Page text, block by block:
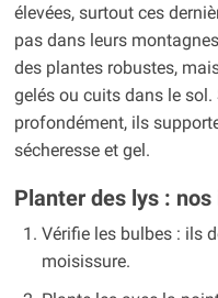
élevées, surtout ces
pas dans leurs
des plantes robustes,
gelés ou cuits dans le
profondément, ils
sécheresse et gel.
Planter des lys :
Vérifie les bulbes : ils
moisissure.